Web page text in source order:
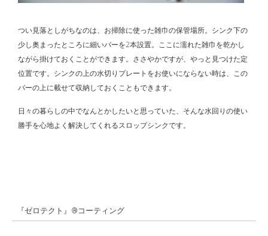
つい見落としがちなのは、お掃除に使った雑巾の保管場所。シンク下の
少し奥まったところに細いバーを2本設置。ここに濡れた雑巾を乾かし
ながら掛けておくことができます。ささやかですが、やっと見つけた定
位置です。シンクの上の水切りプレートをお使いにならない時は、この
バーの上に載せて収納しておくこともできます。
日々の暮らしの中でなんとかしたいと思っていた、そんな水回りの使い
勝手を心地よく解決してくれるスロップシンクです。
『ゼロテクト』®︎コーティング